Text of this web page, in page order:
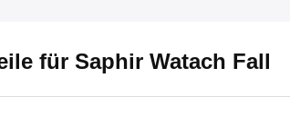
für Saphir Watach Fall